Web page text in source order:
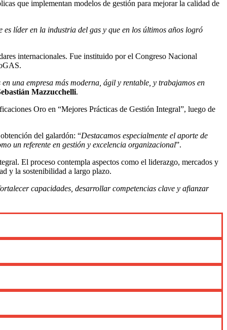
que implementan modelos de gestión para mejorar la calidad de
líder en la industria del gas y que en los últimos años logró
internacionales. Fue instituido por el Congreso Nacional
una empresa más moderna, ágil y rentable, y trabajamos en
Mazzucchelli.
Oro en “Mejores Prácticas de Gestión Integral”, luego de
del galardón: “Destacamos especialmente el aporte de
un referente en gestión y excelencia organizacional”.
El proceso contempla aspectos como el liderazgo, mercados y
y la sostenibilidad a largo plazo.
capacidades, desarrollar competencias clave y afianzar